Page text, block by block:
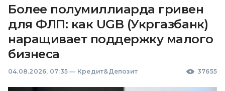
Более полумиллиарда гривен
для ФЛП: как UGB (Укргазбанк)
наращивает поддержку малого
бизнеса
04.08.2026, 07:35 — Кредит&Депозит 37655